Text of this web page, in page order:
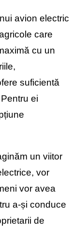
avion electric
care
cu un
suficientă
ei
un viitor
vor
vor avea
a-și conduce
de